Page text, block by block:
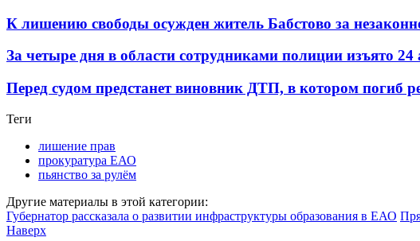
К лишению свободы осужден житель Бабстово за
За четыре дня в области сотрудниками полиции изъято 24
Перед судом предстанет виновник ДТП, в котором погиб
Теги
лишение прав
прокуратура ЕАО
пьянство за рулём
Другие материалы в этой категории:
Губернатор рассказала о развитии инфраструктуры образования в ЕАО
Наверх